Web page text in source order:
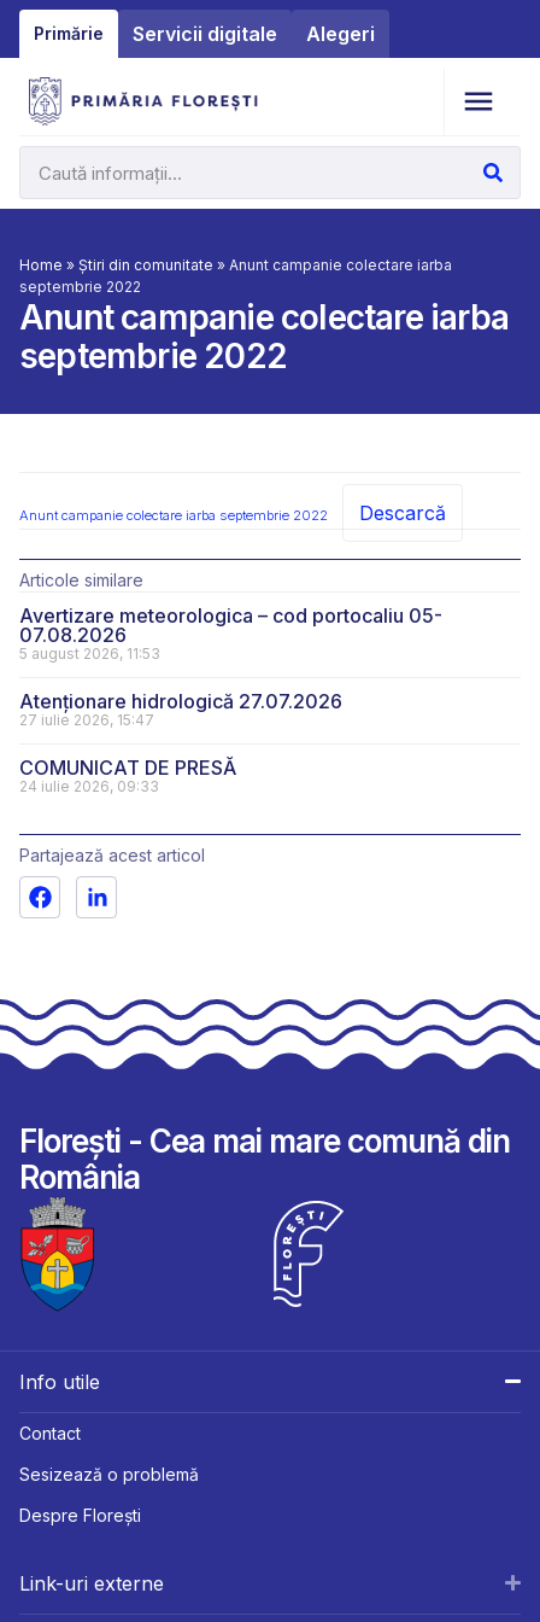
Primărie Servicii digitale Alegeri
Home » Știri din comunitate » Anunt campanie colectare iarba
septembrie 2022
Anunt campanie colectare iarba
septembrie 2022
Anunt campanie colectare iarba septembrie 2022 Descarcă
Articole similare
Avertizare meteorologica – cod portocaliu 05-
07.08.2026
5 august 2026, 11:53
Atenționare hidrologică 27.07.2026
27 iulie 2026, 15:47
COMUNICAT DE PRESĂ
24 iulie 2026, 09:33
Partajează acest articol
Florești - Cea mai mare comună din
România
Info utile
Contact
Sesizează o problemă
Despre Florești
Link-uri externe